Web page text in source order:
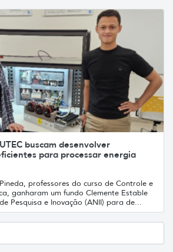
buscam desenvolver
para processar energia
professores do curso de Controle e
ganharam um fundo Clemente Estable
Pesquisa e Inovação (ANII) para de...